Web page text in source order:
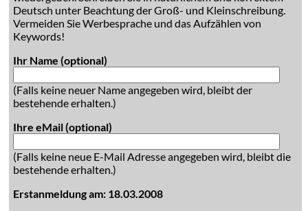
Deutsch unter Beachtung der Groß- und Kleinschreibung.
Vermeiden Sie Werbesprache und das Aufzählen von
Keywords!
Ihr Name (optional)
(Falls keine neuer Name angegeben wird, bleibt der
bestehende erhalten.)
Ihre eMail (optional)
(Falls keine neue E-Mail Adresse angegeben wird, bleibt die
bestehende erhalten.)
Erstanmeldung am: 18.03.2008